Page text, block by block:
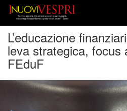
L’educazione
leva strategica, focus
FEduF